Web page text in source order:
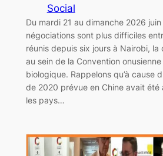
Social
Du mardi 21 au dimanche 2026
négociations sont plus difficiles
réunis depuis six jours à Nairobi, la
au sein de la Convention
biologique. Rappelons qu’à cause
de 2020 prévue en Chine avait été
les pays…